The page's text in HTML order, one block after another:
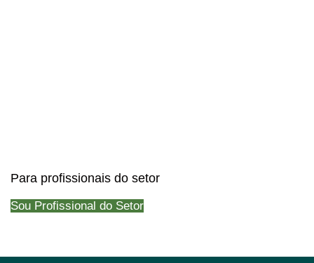
Para profissionais do setor
Sou Profissional do Setor